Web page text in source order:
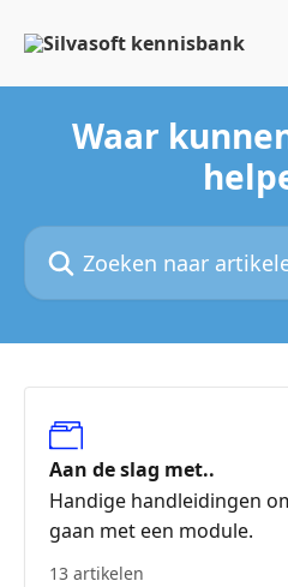
Waar
Zoeken naar artikelen ...
Aan de slag met..
Handige handleidingen
gaan met een module.
13 artikelen